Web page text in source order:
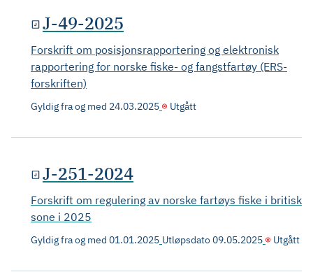
J-49-2025
Forskrift om posisjonsrapportering og elektronisk
rapportering for norske fiske- og fangstfartøy (ERS-
forskriften)
Gyldig fra og med 24.03.2025 Utgått
J-251-2024
Forskrift om regulering av norske fartøys fiske i britisk
sone i 2025
Gyldig fra og med 01.01.2025 Utløpsdato09.05.2025 Utgått